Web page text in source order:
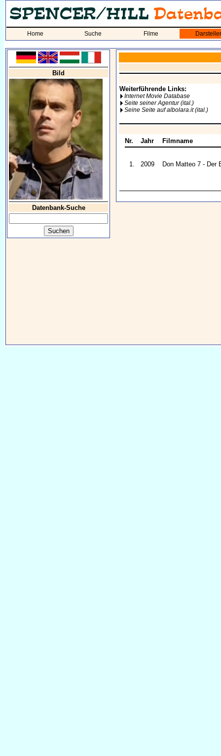
Home Suche Filme Darsteller
Bild
Datenbank-Suche
Weiterführende Links:
Internet Movie Database
Seite seiner Agentur (ital.)
Seine Seite auf albolara.it (ital.)
Nr. Jahr Filmname
1. 2009 Don Matteo 7 - Der